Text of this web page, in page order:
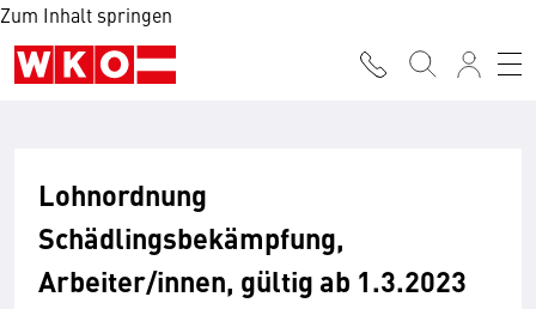
Zum Inhalt springen
Lohnordnung
Schädlingsbekämpfung,
Arbeiter/innen, gültig ab 1.3.2023